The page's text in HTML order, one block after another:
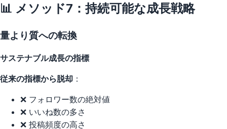
📊 メソッド7：持続可能な成長戦略
量より質への転換
サステナブル成長の指標
従来の指標から脱却 ：
❌ フォロワー数の絶対値
❌ いいね数の多さ
❌ 投稿頻度の高さ